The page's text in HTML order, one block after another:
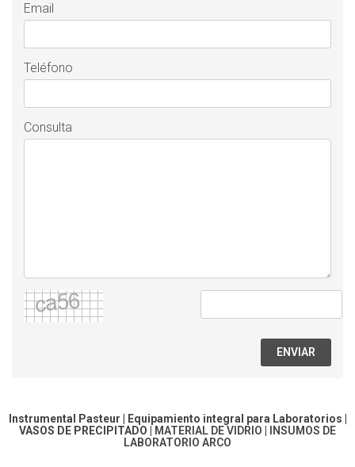
Email
Teléfono
Consulta
ENVIAR
Instrumental Pasteur | Equipamiento integral para Laboratorios |
VASOS DE PRECIPITADO
MATERIAL DE VIDRIO
INSUMOS DE
LABORATORIO ARCO